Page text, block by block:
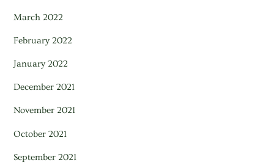
March 2022
February 2022
January 2022
December 2021
November 2021
October 2021
September 2021